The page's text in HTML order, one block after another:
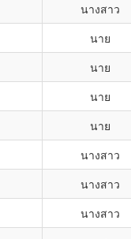
นางสาว
นาย
นาย
นาย
นาย
นางสาว
นางสาว
นางสาว